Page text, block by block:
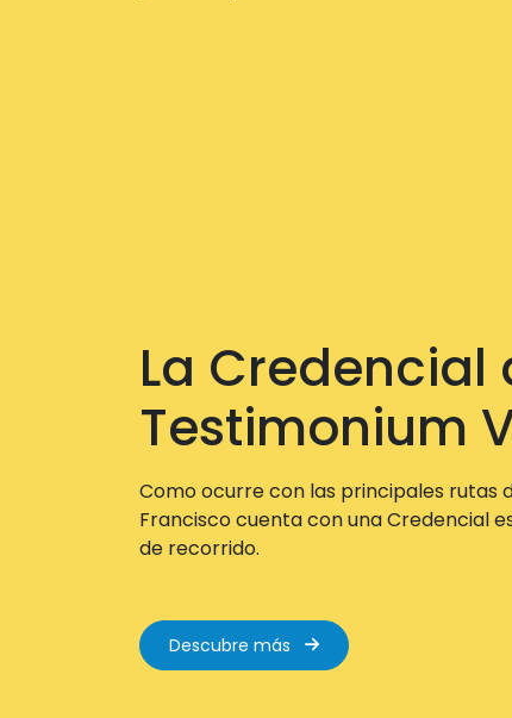
La Credencial
Testimonium
Como ocurre con las principales rutas
Francisco cuenta con una Credencial
de recorrido.
Descubre más